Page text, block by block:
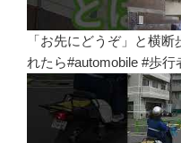
「お先にどうぞ」と横
れたら#automobile #歩行